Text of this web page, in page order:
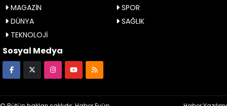
MAGAZİN
SPOR
DÜNYA
SAĞLIK
TEKNOLOJİ
Sosyal Medya